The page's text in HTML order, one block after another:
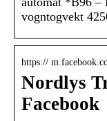
vogntogvekt
https://
Nordlys
Facebook